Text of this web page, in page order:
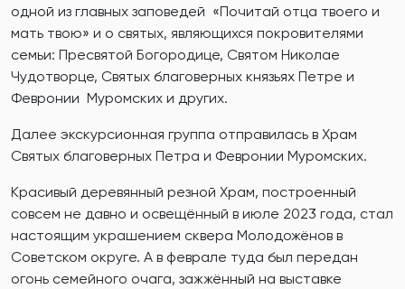
одной из главных заповедей «Почитай отца твоего и
мать твою» и о святых, являющихся покровителями
семьи: Пресвятой Богородице, Святом Николае
Чудотворце, Святых благоверных князьях Петре и
Февронии Муромских и других.
Далее экскурсионная группа отправилась в Храм
Святых благоверных Петра и Февронии Муромских.
Красивый деревянный резной Храм, построенный
совсем не давно и освещённый в июле 2023 года, стал
настоящим украшением сквера Молодожёнов в
Советском округе. А в феврале туда был передан
огонь семейного очага, зажжённый на выставке